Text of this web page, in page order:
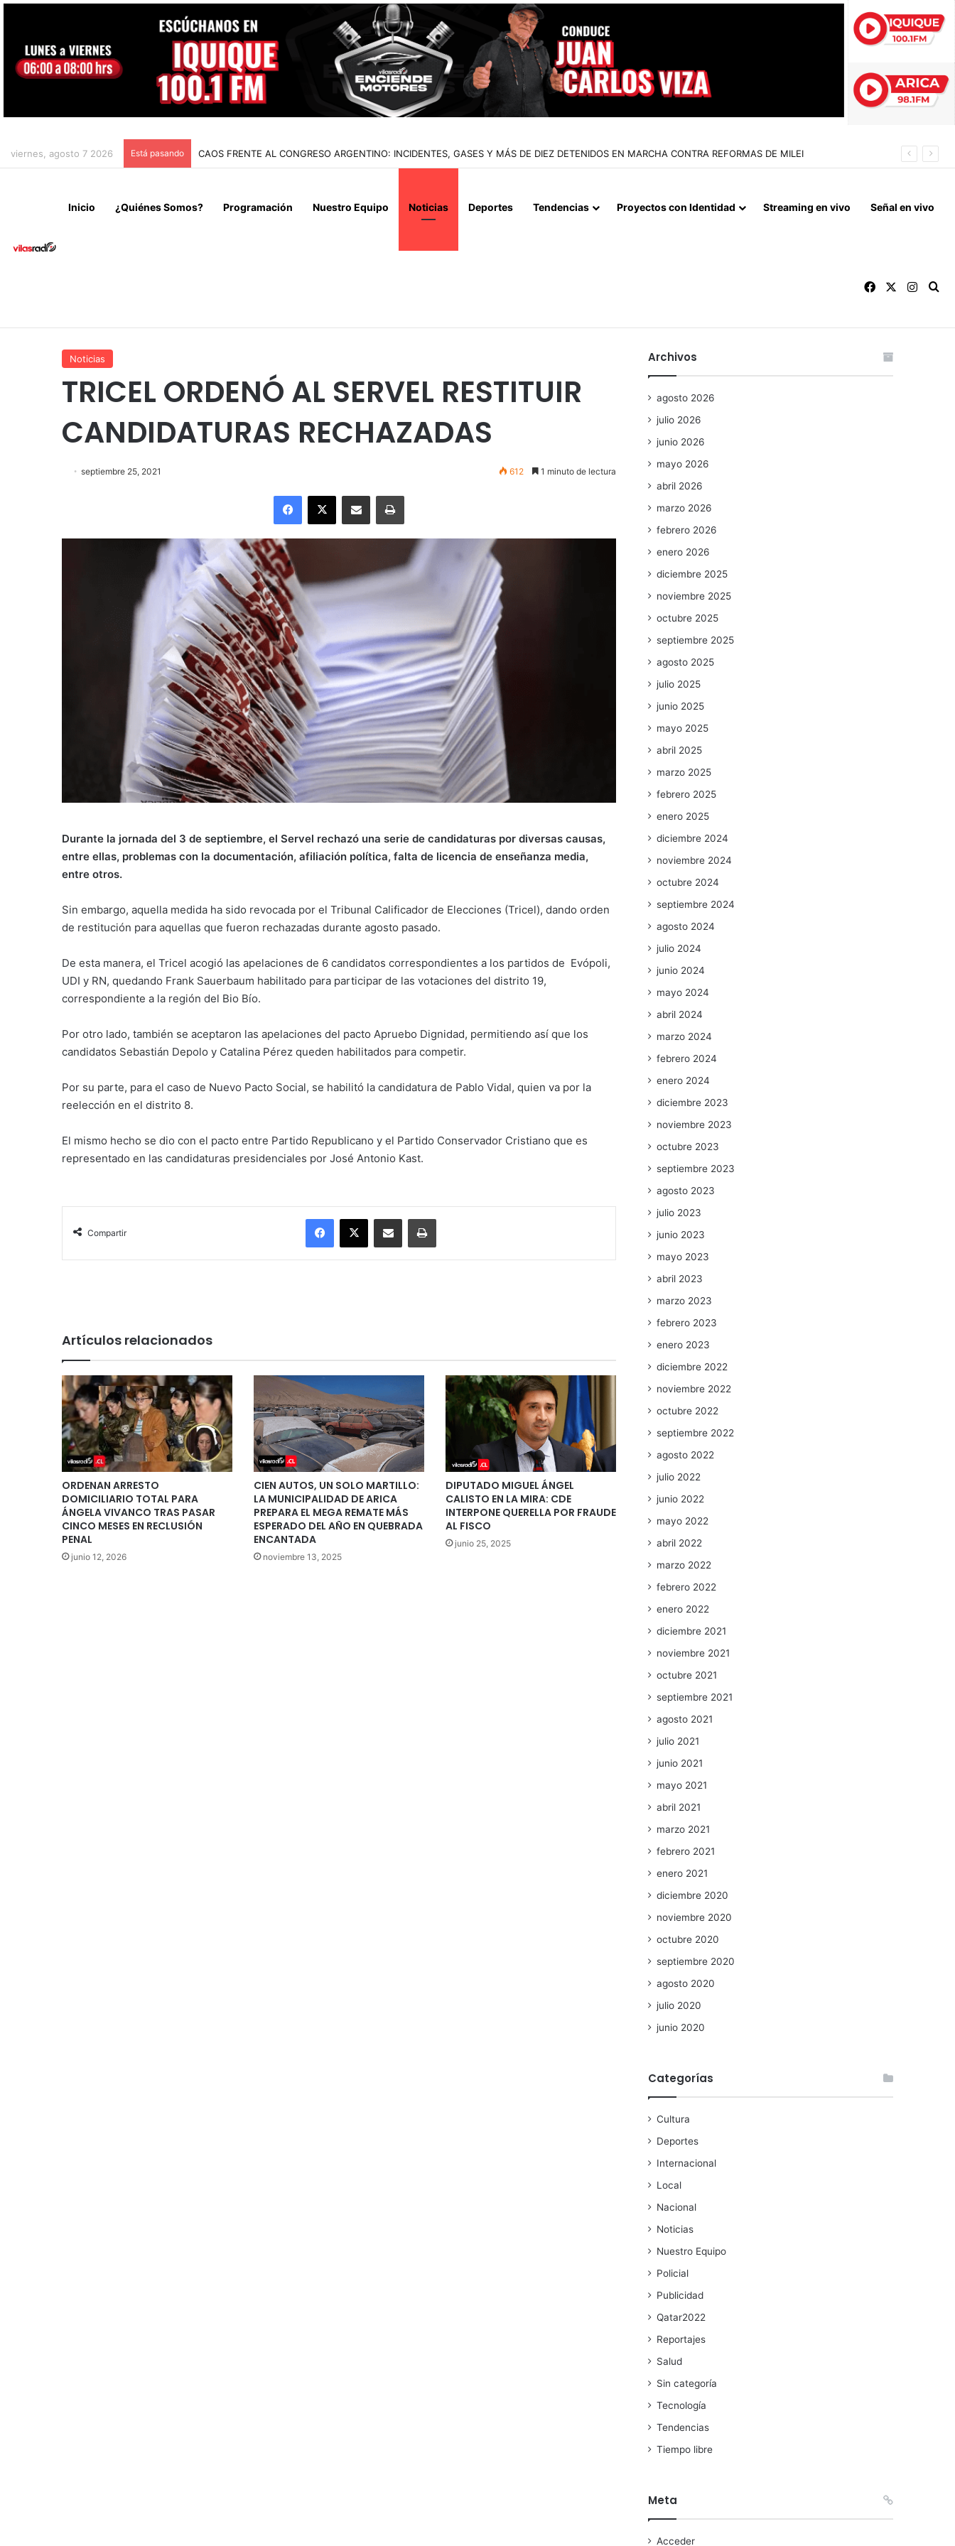
viernes, agosto 7 2026 Está pasando CHILE Y VENEZUELA OFICIALIZAN EL REINICIO DE RELACIONES CONSULARES Y AVANZAN HACIA LA NORMALIZACIÓN DE VÍNCULOS BILATERALES
Inicio ¿Quiénes Somos? Programación Nuestro Equipo Noticias Deportes Tendencias Proyectos con Identidad Streaming en vivo Señal en vivo
Facebook
Noticias
TRICEL ORDENÓ AL SERVEL RESTITUIR
CANDIDATURAS RECHAZADAS
septiembre 25, 2021 612 1 minuto de lectura
Facebook
X Enviar vía email Imprimir
Durante la jornada del 3 de septiembre, el Servel rechazó una serie de candidaturas por diversas causas,
entre ellas, problemas con la documentación, afiliación política, falta de licencia de enseñanza media,
entre otros.
Sin embargo, aquella medida ha sido revocada por el Tribunal Calificador de Elecciones (Tricel), dando orden
de restitución para aquellas que fueron rechazadas durante agosto pasado.
De esta manera, el Tricel acogió las apelaciones de 6 candidatos correspondientes a los partidos de Evópoli,
UDI y RN, quedando Frank Sauerbaum habilitado para participar de las votaciones del distrito 19,
correspondiente a la región del Bio Bío.
Por otro lado, también se aceptaron las apelaciones del pacto Apruebo Dignidad, permitiendo así que los
candidatos Sebastián Depolo y Catalina Pérez queden habilitados para competir.
Por su parte, para el caso de Nuevo Pacto Social, se habilitó la candidatura de Pablo Vidal, quien va por la
reelección en el distrito 8.
El mismo hecho se dio con el pacto entre Partido Republicano y el Partido Conservador Cristiano que es
representado en las candidaturas presidenciales por José Antonio Kast.
Compartir
Facebook
X Enviar vía email Imprimir
Artículos relacionados
ORDENAN ARRESTO
DOMICILIARIO TOTAL PARA
ÁNGELA VIVANCO TRAS PASAR
CINCO MESES EN RECLUSIÓN
PENAL
junio 12, 2026
CIEN AUTOS, UN SOLO MARTILLO:
LA MUNICIPALIDAD DE ARICA
PREPARA EL MEGA REMATE MÁS
ESPERADO DEL AÑO EN QUEBRADA
ENCANTADA
noviembre 13, 2025
DIPUTADO MIGUEL ÁNGEL
CALISTO EN LA MIRA: CDE
INTERPONE QUERELLA POR FRAUDE
AL FISCO
junio 25, 2025
Archivos
agosto 2026
julio 2026
junio 2026
mayo 2026
abril 2026
marzo 2026
febrero 2026
enero 2026
diciembre 2025
noviembre 2025
octubre 2025
septiembre 2025
agosto 2025
julio 2025
junio 2025
mayo 2025
abril 2025
marzo 2025
febrero 2025
enero 2025
diciembre 2024
noviembre 2024
octubre 2024
septiembre 2024
agosto 2024
julio 2024
junio 2024
mayo 2024
abril 2024
marzo 2024
febrero 2024
enero 2024
diciembre 2023
noviembre 2023
octubre 2023
septiembre 2023
agosto 2023
julio 2023
junio 2023
mayo 2023
abril 2023
marzo 2023
febrero 2023
enero 2023
diciembre 2022
noviembre 2022
octubre 2022
septiembre 2022
agosto 2022
julio 2022
junio 2022
mayo 2022
abril 2022
marzo 2022
febrero 2022
enero 2022
diciembre 2021
noviembre 2021
octubre 2021
septiembre 2021
agosto 2021
julio 2021
junio 2021
mayo 2021
abril 2021
marzo 2021
febrero 2021
enero 2021
diciembre 2020
noviembre 2020
octubre 2020
septiembre 2020
agosto 2020
julio 2020
junio 2020
Categorías
Cultura
Deportes
Internacional
Local
Nacional
Noticias
Nuestro Equipo
Policial
Publicidad
Qatar2022
Reportajes
Salud
Sin categoría
Tecnología
Tendencias
Tiempo libre
Meta
Acceder